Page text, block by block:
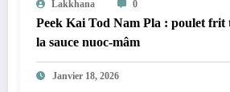
Lakkhana 0
Peek Kai Tod Nam Pla : poulet frit
la sauce nuoc-mâm
Janvier 18, 2026